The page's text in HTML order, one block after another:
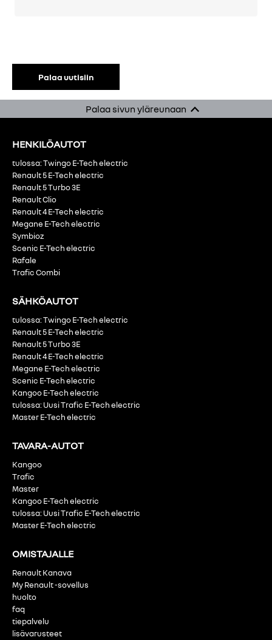
Palaa uutisiin
Palaa sivun yläreunaan
HENKILÖAUTOT
tulossa: Twingo E-Tech electric
Renault 5 E-Tech electric
Renault 5 Turbo 3E
Renault Clio
Renault 4 E-Tech electric
Megane E-Tech electric
Symbioz
Scenic E-Tech electric
Rafale
Trafic Combi
SÄHKÖAUTOT
tulossa: Twingo E-Tech electric
Renault 5 E-Tech electric
Renault 5 Turbo 3E
Renault 4 E-Tech electric
Megane E-Tech electric
Scenic E-Tech electric
Kangoo E-Tech electric
tulossa: Uusi Trafic E-Tech electric
Master E-Tech electric
TAVARA-AUTOT
Kangoo
Trafic
Master
Kangoo E-Tech electric
tulossa: Uusi Trafic E-Tech electric
Master E-Tech electric
OMISTAJALLE
Renault Kanava
My Renault -sovellus
huolto
faq
tiepalvelu
lisävarusteet